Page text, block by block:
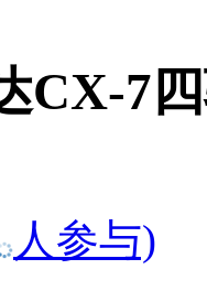
CX-7
人参与)